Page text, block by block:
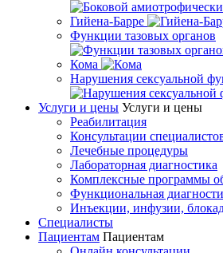
Гийена-Барре
Функции тазовых органов
Кома
Нарушения сексуальной
Услуги и цены Услуги и цены
Реабилитация
Консультации
Лечебные процедуры
Лабораторная диагностика
Комплексные программы
Функциональная
Инъекции, инфузии,
Специалисты
Пациентам Пациентам